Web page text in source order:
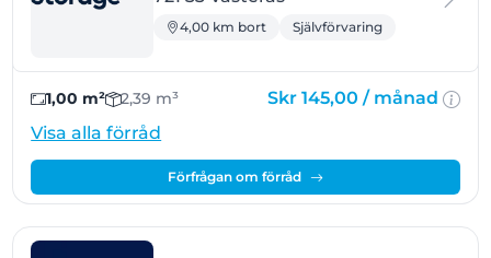
4,00 km bort Självförvaring
1,00 m² 2,39 m³ Skr 145,00 / månad
Visa alla förråd
Förfrågan om förråd